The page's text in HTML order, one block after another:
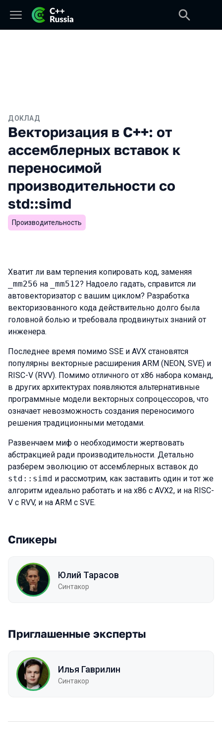
ДОКЛАД
Векторизация в C++: от
ассемблерных вставок к
переносимой
производительности со
std::simd
Производительность
Хватит ли вам терпения копировать код, заменяя
_mm256 на _mm512? Надоело гадать, справится ли
автовекторизатор с вашим циклом? Разработка
векторизованного кода действительно долго была
головной болью и требовала продвинутых знаний от
инженера.
Последнее время помимо SSE и AVX становятся
популярны векторные расширения ARM (NEON, SVE) и
RISC-V (RVV). Помимо отличного от x86 набора команд,
в других архитектурах появляются альтернативные
программные модели векторных сопроцессоров, что
означает невозможность создания переносимого
решения традиционными методами.
Развенчаем миф о необходимости жертвовать
абстракцией ради производительности. Детально
разберем эволюцию от ассемблерных вставок до
std::simd и рассмотрим, как заставить один и тот же
алгоритм идеально работать и на x86 с AVX2, и на RISC-
V с RVV, и на ARM с SVE.
Спикеры
Юлий Тарасов
Синтакор
Приглашенные эксперты
Илья Гаврилин
Синтакор